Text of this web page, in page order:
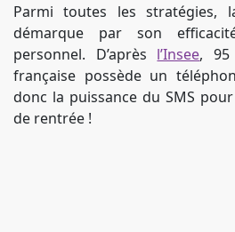
Parmi toutes les stratégies,
démarque par son
personnel. D’après l’Insee, 95
française possède un
donc la puissance du SMS
de rentrée !